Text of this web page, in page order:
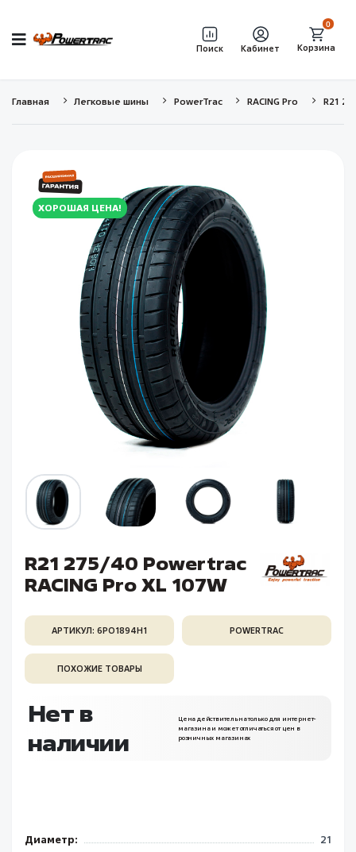
Поиск Кабинет Корзина
0
Главная Легковые шины PowerTrac RACING Pro R21
ХОРОШАЯ ЦЕНА!
R21 275/40 Powertrac
RACING Pro XL 107W
АРТИКУЛ: 6PO1894H1 POWERTRAC
ПОХОЖИЕ ТОВАРЫ
Нет в
наличии
Цена действительна только для интернет-
магазина и может отличаться от цен в
розничных магазинах
Диаметр:
21